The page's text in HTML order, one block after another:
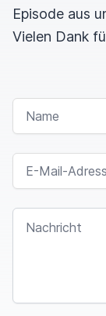
Episode aus
Vielen Dank
NAME
E-MAIL-ADRESSE
NACHRICHT